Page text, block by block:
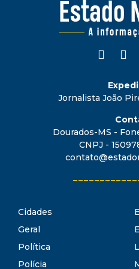
Jornalista João
Dourados-MS -
CNPJ -
Cidades
Geral
Política
Polícia